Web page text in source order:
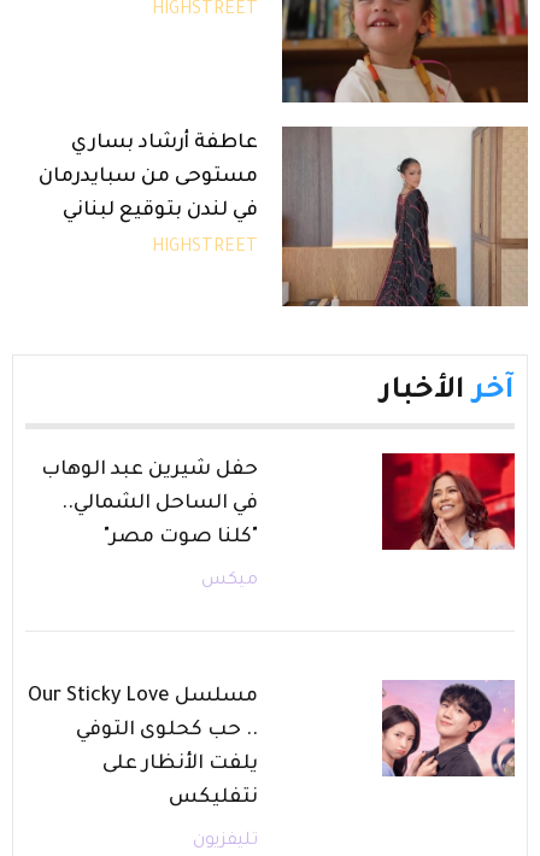
HIGHSTREET
عاطفة أرشاد بساري
مستوحى من سبايدرمان
في لندن بتوقيع لبناني
HIGHSTREET
آخر الأخبار
حفل شيرين عبد الوهاب
في الساحل الشمالي..
"كلنا صوت مصر"
ميكس
مسلسل Our Sticky Love
.. حب كحلوى التوفي
يلفت الأنظار على
نتفليكس
تليفزيون